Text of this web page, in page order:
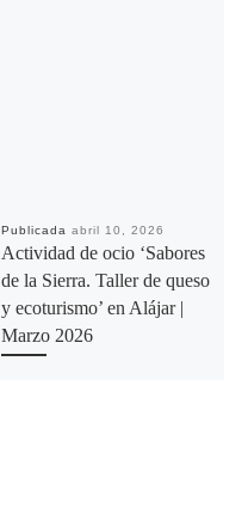
Publicada abril 10, 2026
Actividad de ocio ‘Sabores
de la Sierra. Taller de queso
y ecoturismo’ en Alájar |
Marzo 2026